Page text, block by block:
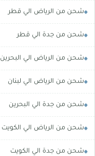
شحن من الرياض الي قطر
شحن من جدة الي قطر
شحن من الرياض الي البحرين
شحن من الرياض الي لبنان
شحن من جدة الي البحرين
شحن من الرياض الي الكويت
شحن من جدة الي الكويت